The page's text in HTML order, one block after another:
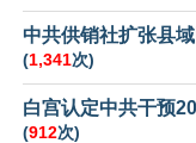
中共供销社扩张县
(1,341次)
白宫认定中共干预
(912次)